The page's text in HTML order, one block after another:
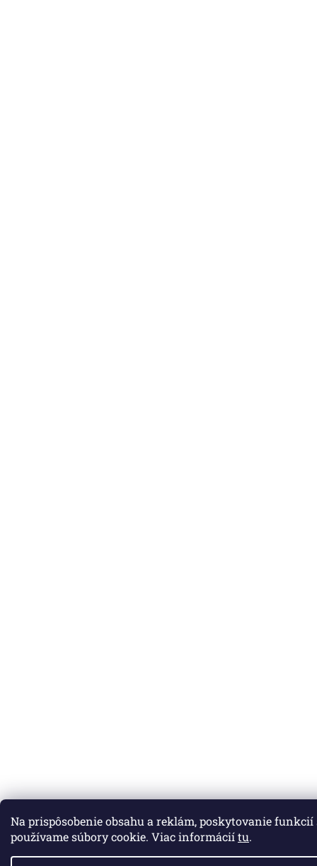
Na prispôsobenie obsahu a reklám, poskytovanie
používame súbory cookie. Viac informáciítu.